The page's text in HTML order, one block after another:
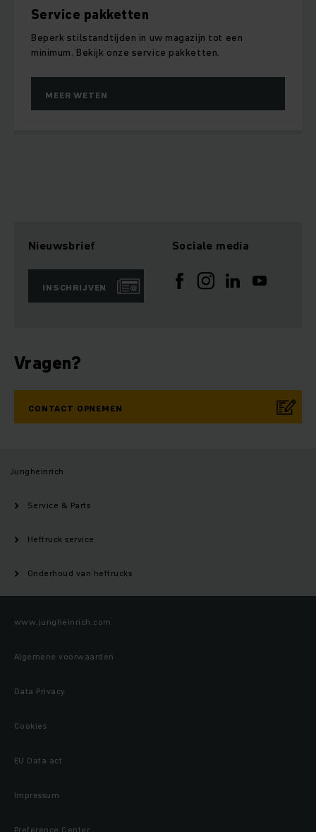
Service pakketten
Beperk stilstandtijden in uw magazijn tot een
minimum. Bekijk onze service pakketten.
MEER WETEN
Nieuwsbrief
INSCHRIJVEN
Sociale media
Vragen?
CONTACT OPNEMEN
Jungheinrich
Service & Parts
Heftruck service
Onderhoud van heftrucks
www.jungheinrich.com
Algemene voorwaarden
Data Privacy
Cookies
EU Data act
Impressum